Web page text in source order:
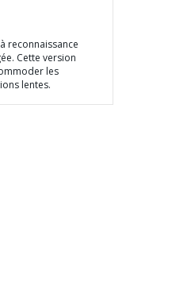
reconnaissance
Cette version
les
lentes.